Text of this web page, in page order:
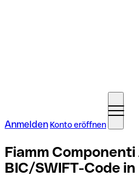
Anmelden Konto eröffnen
Fiamm
BIC/SWIFT-Code